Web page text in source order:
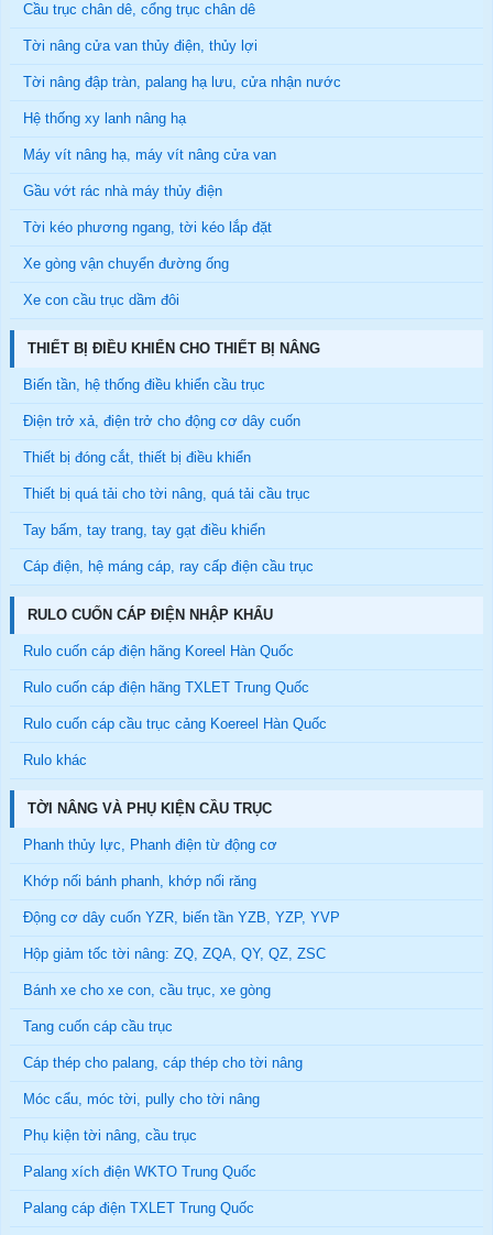
Cầu trục chân dê, cổng trục chân dê
Tời nâng cửa van thủy điện, thủy lợi
Tời nâng đập tràn, palang hạ lưu, cửa nhận nước
Hệ thống xy lanh nâng hạ
Máy vít nâng hạ, máy vít nâng cửa van
Gầu vớt rác nhà máy thủy điện
Tời kéo phương ngang, tời kéo lắp đặt
Xe gòng vận chuyển đường ống
Xe con cầu trục dầm đôi
THIẾT BỊ ĐIỀU KHIỂN CHO THIẾT BỊ NÂNG
Biến tần, hệ thống điều khiển cầu trục
Điện trở xả, điện trở cho động cơ dây cuốn
Thiết bị đóng cắt, thiết bị điều khiển
Thiết bị quá tải cho tời nâng, quá tải cầu trục
Tay bấm, tay trang, tay gạt điều khiển
Cáp điện, hệ máng cáp, ray cấp điện cầu trục
RULO CUỐN CÁP ĐIỆN NHẬP KHẨU
Rulo cuốn cáp điện hãng Koreel Hàn Quốc
Rulo cuốn cáp điện hãng TXLET Trung Quốc
Rulo cuốn cáp cầu trục cảng Koereel Hàn Quốc
Rulo khác
TỜI NÂNG VÀ PHỤ KIỆN CẦU TRỤC
Phanh thủy lực, Phanh điện từ động cơ
Khớp nối bánh phanh, khớp nối răng
Động cơ dây cuốn YZR, biến tần YZB, YZP, YVP
Hộp giảm tốc tời nâng: ZQ, ZQA, QY, QZ, ZSC
Bánh xe cho xe con, cầu trục, xe gòng
Tang cuốn cáp cầu trục
Cáp thép cho palang, cáp thép cho tời nâng
Móc cẩu, móc tời, pully cho tời nâng
Phụ kiện tời nâng, cầu trục
Palang xích điện WKTO Trung Quốc
Palang cáp điện TXLET Trung Quốc